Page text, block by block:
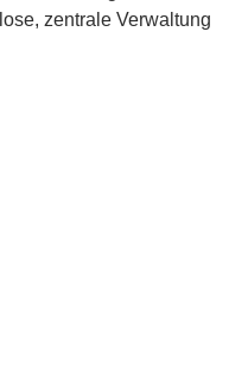
zentrale Verwaltung